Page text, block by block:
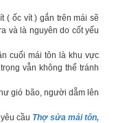
( ốc vít ) gắn trên mái sẽ
và là nguyên do cốt yếu
cuối mái tôn là khu vực
vẫn không thể tránh
gió bão, người dẵm lên
cầu Thợ sửa mái tôn,